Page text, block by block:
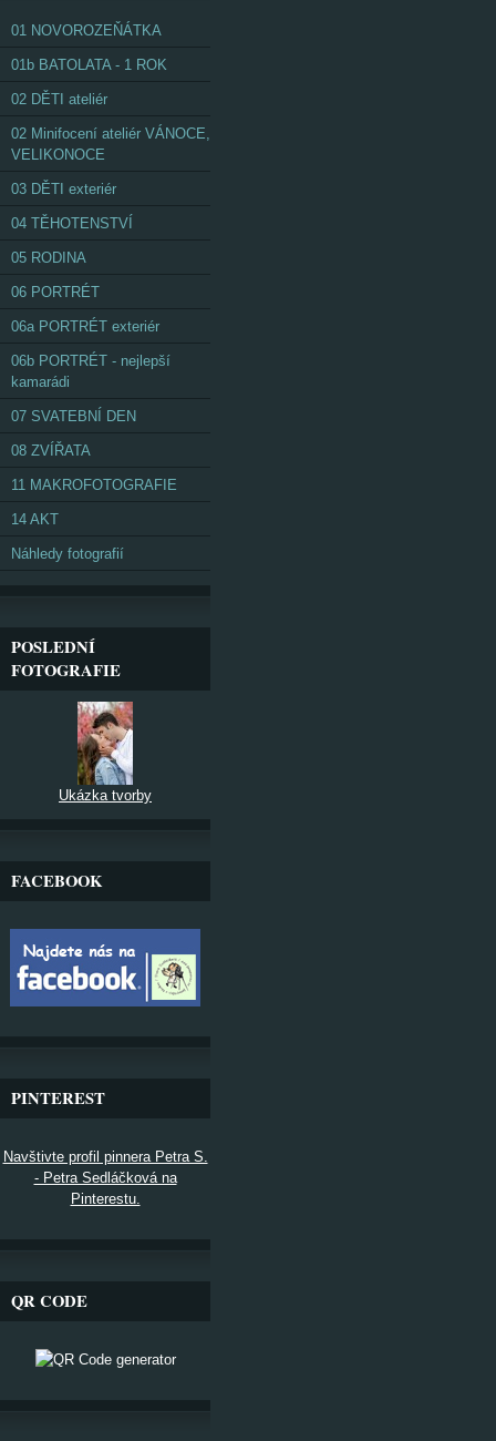
01 NOVOROZEŇÁTKA
01b BATOLATA - 1 ROK
02 DĚTI ateliér
02 Minifocení ateliér VÁNOCE,
VELIKONOCE
03 DĚTI exteriér
04 TĚHOTENSTVÍ
05 RODINA
06 PORTRÉT
06a PORTRÉT exteriér
06b PORTRÉT - nejlepší
kamarádi
07 SVATEBNÍ DEN
08 ZVÍŘATA
11 MAKROFOTOGRAFIE
14 AKT
Náhledy fotografií
POSLEDNÍ
FOTOGRAFIE
Ukázka tvorby
FACEBOOK
PINTEREST
Navštivte profil pinnera Petra S.
- Petra Sedláčková na
Pinterestu.
QR CODE